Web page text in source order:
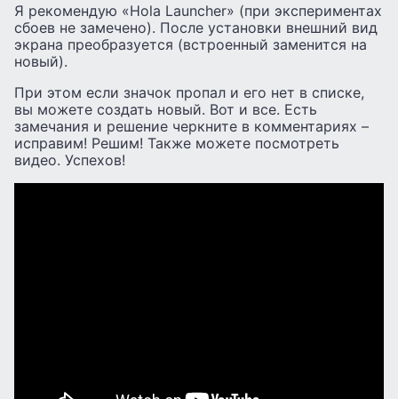
Я рекомендую «Hola Launcher» (при экспериментах
сбоев не замечено). После установки внешний вид
экрана преобразуется (встроенный заменится на
новый).
При этом если значок пропал и его нет в списке,
вы можете создать новый. Вот и все. Есть
замечания и решение черкните в комментариях –
исправим! Решим! Также можете посмотреть
видео. Успехов!